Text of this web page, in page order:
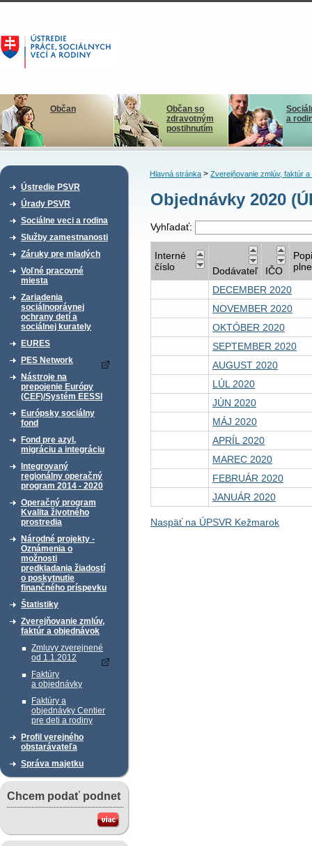
Občan
Občan so
zdravotným
postihnutím
a
Ústredie PSVR
Úrady PSVR
Sociálne veci a rodina
Služby zamestnanosti
Záruky pre mladých
Voľné pracovné
miesta
Zariadenia
sociálnoprávnej
ochrany detí a
sociálnej kurately
EURES
PES Network
Nástroje na
prepojenie Európy
(CEF)/Systém EESSI
Európsky sociálny
fond
Fond pre azyl,
migráciu a integráciu
Integrovaný
regionálny operačný
program 2014 - 2020
Operačný program
Kvalita životného
prostredia
Národné projekty -
Oznámenia o
možnosti
predkladania žiadostí
o poskytnutie
finančného príspevku
Štatistiky
Zverejňovanie zmlúv,
faktúr a objednávok
Zmluvy zverejnené
od 1.1.2012
Faktúry
a objednávky
Faktúry a
objednávky Centier
pre deti a rodiny
Profil verejného
obstarávateľa
Správa majetku
Chcem podať podnet
Hlavná stránka> Zverejňovanie zmlúv, faktúr a
Objednávky 2020
Vyhľadať:
Interné
číslo
Dodávateľ IČO
DECEMBER 2020
NOVEMBER 2020
OKTÓBER 2020
SEPTEMBER 2020
AUGUST 2020
LÚL 2020
JÚN 2020
MÁJ 2020
APRÍL 2020
MAREC 2020
FEBRUÁR 2020
JANUÁR 2020
Naspäť na ÚPSVR Kežmarok